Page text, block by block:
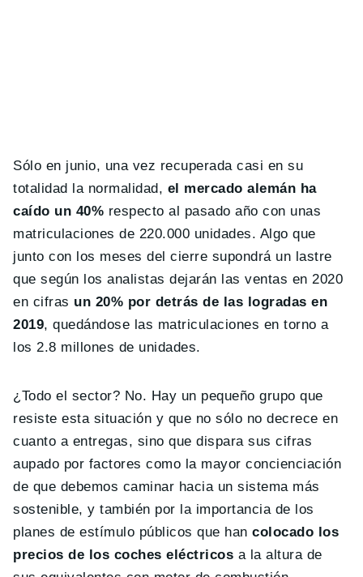
Sólo en junio, una vez recuperada casi en su
totalidad la normalidad, el mercado alemán ha
caído un 40% respecto al pasado año con unas
matriculaciones de 220.000 unidades. Algo que
junto con los meses del cierre supondrá un lastre
que según los analistas dejarán las ventas en 2020
en cifras un 20% por detrás de las logradas en
2019, quedándose las matriculaciones en torno a
los 2.8 millones de unidades.
¿Todo el sector? No. Hay un pequeño grupo que
resiste esta situación y que no sólo no decrece en
cuanto a entregas, sino que dispara sus cifras
aupado por factores como la mayor concienciación
de que debemos caminar hacia un sistema más
sostenible, y también por la importancia de los
planes de estímulo públicos que hancolocado los
precios de los coches eléctricos a la altura de